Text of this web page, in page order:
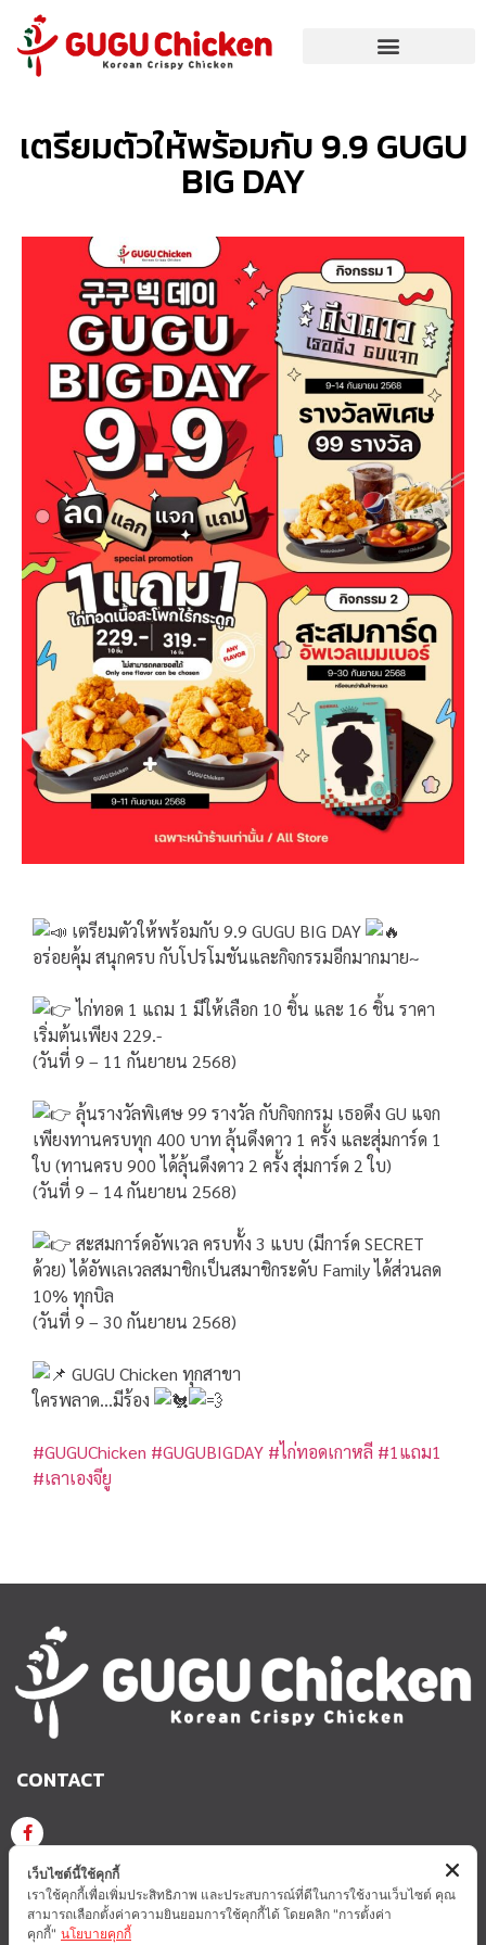
เตรียมตัวให้พร้อมกับ 9.9 GUGU
BIG DAY
เตรียมตัวให้พร้อมกับ 9.9 GUGU BIG DAY
อร่อยคุ้ม สนุกครบ กับโปรโมชันและกิจกรรมอีกมากมาย~
ไก่ทอด 1 แถม 1 มีให้เลือก 10 ชิ้น และ 16 ชิ้น ราคา
เริ่มต้นเพียง 229.-
(วันที่ 9 – 11 กันยายน 2568)
ลุ้นรางวัลพิเศษ 99 รางวัล กับกิจกกรม เธอดึง GU แจก
เพียงทานครบทุก 400 บาท ลุ้นดึงดาว 1 ครั้ง และสุ่มการ์ด 1
ใบ (ทานครบ 900 ได้ลุ้นดึงดาว 2 ครั้ง สุ่มการ์ด 2 ใบ)
(วันที่ 9 – 14 กันยายน 2568)
สะสมการ์ดอัพเวล ครบทั้ง 3 แบบ (มีการ์ด SECRET
ด้วย) ได้อัพเลเวลสมาชิกเป็นสมาชิกระดับ Family ได้ส่วนลด
10% ทุกบิล
(วันที่ 9 – 30 กันยายน 2568)
GUGU Chicken ทุกสาขา
ใครพลาด…มีร้อง
#GUGUChicken #GUGUBIGDAY #ไก่ทอดเกาหลี #1แถม1
#เลาเองจียู
CONTACT
GUGU CHICKEN KOREAN CRISPY CHICKEN
GUGUCHICKEN.OFFICIAL
เว็บไซต์นี้ใช้คุกกี้
เราใช้คุกกี้เพื่อเพิ่มประสิทธิภาพ และประสบการณ์ที่ดีในการใช้งานเว็บไซต์ คุณ
สามารถเลือกตั้งค่าความยินยอมการใช้คุกกี้ได้ โดยคลิก "การตั้งค่า
คุกกี้" นโยบายคุกกี้